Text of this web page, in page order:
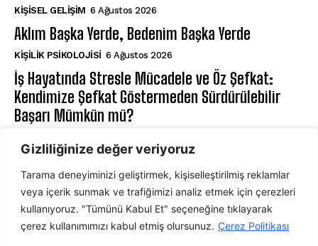
Gizliliğinize değer veriyoruz
Tarama deneyiminizi geliştirmek, kişiselleştirilmiş reklamlar
veya içerik sunmak ve trafiğimizi analiz etmek için çerezleri
kullanıyoruz. "Tümünü Kabul Et" seçeneğine tıklayarak
çerez kullanımımızı kabul etmiş olursunuz. Çerez Politikası
KIŞISEL GELIŞIM 6 Ağustos 2026
Aklım Başka Yerde, Bedenim Başka Yerde
KIŞILIK PSIKOLOJISI 6 Ağustos 2026
İş Hayatında Stresle Mücadele ve Öz Şefkat:
Kendimize Şefkat Göstermeden Sürdürülebilir
Başarı Mümkün mü?
ABONE OL